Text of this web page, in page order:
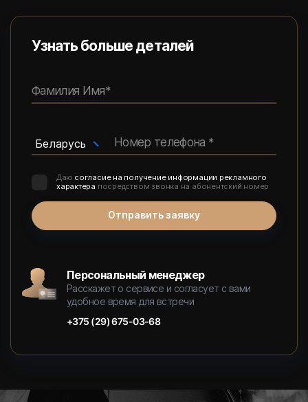
Узнать больше деталей
Фамилия Имя*
Беларусь Номер телефона *
Даю согласие на получение информации рекламного
характера посредством звонка на абонентский номер
Отправить заявку
Персональный менеджер
Расскажет о сервисе и согласует с вами
удобное время для встречи
+375 (29) 675-03-68